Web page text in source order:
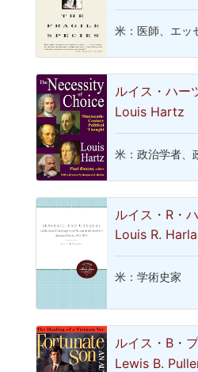
米：医師、エッ
ルイス・ハー
Louis Hartz
米：政治学者、
ルイス・R・
Louis R.
米：学術史家
ルイス・B・
Lewis B.